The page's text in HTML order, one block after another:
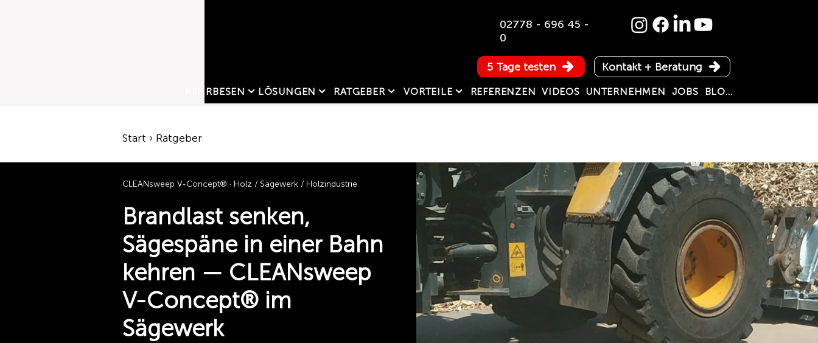
02778 - 696 45 -
0
Kontakt + Beratung
KEHRBESEN LÖSUNGEN RATGEBER VORTEILE REFERENZEN VIDEOS UNTERNEHMEN JOBS BLOG
5 Tage testen
Start › Ratgeber
CLEANsweep V-Concept® · Holz / Sägewerk / Holzindustrie
Brandlast senken,
Sägespäne in einer Bahn
kehren — CLEANsweep
V-Concept® im
Sägewerk